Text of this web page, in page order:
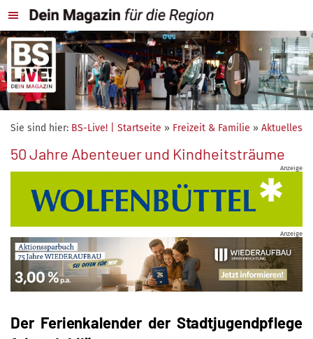
Sie sind hier: BS-Live! | Startseite » Freizeit & Familie » Aktuelles
50 Jahre Abenteuer und Kindheitsträume
Anzeige
Anzeige
Der Ferienkalender der Stadtjugendpflege